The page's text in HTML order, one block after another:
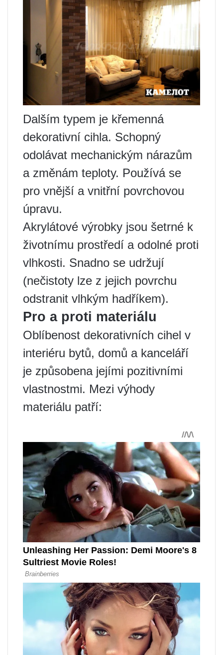
Dalším typem je křemenná
dekorativní cihla. Schopný
odolávat mechanickým nárazům
a změnám teploty. Používá se
pro vnější a vnitřní povrchovou
úpravu.
Akrylátové výrobky jsou šetrné k
životnímu prostředí a odolné proti
vlhkosti. Snadno se udržují
(nečistoty lze z jejich povrchu
odstranit vlhkým hadříkem).
Pro a proti materiálu
Oblíbenost dekorativních cihel v
interiéru bytů, domů a kanceláří
je způsobena jejími pozitivními
vlastnostmi. Mezi výhody
materiálu patří: